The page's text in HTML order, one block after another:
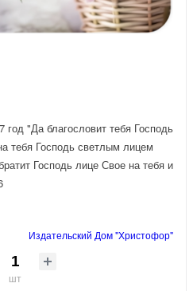
"Да благословит тебя Господь
тебя Господь светлым лицем
Господь лице Свое на тебя и
Издательский Дом "Христофор"
шт